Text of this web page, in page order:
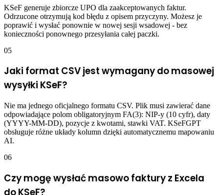
KSeF generuje zbiorcze UPO dla zaakceptowanych faktur.
Odrzucone otrzymują kod błędu z opisem przyczyny. Możesz je
poprawić i wysłać ponownie w nowej sesji wsadowej - bez
konieczności ponownego przesyłania całej paczki.
05
Jaki format CSV jest wymagany do masowej
wysyłki KSeF?
Nie ma jednego oficjalnego formatu CSV. Plik musi zawierać dane
odpowiadające polom obligatoryjnym FA(3): NIP-y (10 cyfr), daty
(YYYY-MM-DD), pozycje z kwotami, stawki VAT. KSeFGPT
obsługuje różne układy kolumn dzięki automatycznemu mapowaniu
AI.
06
Czy mogę wysłać masowo faktury z Excela
do KSeF?